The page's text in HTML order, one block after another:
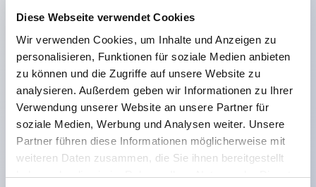
Diese Webseite verwendet Cookies
Wir verwenden Cookies, um Inhalte und Anzeigen zu
personalisieren, Funktionen für soziale Medien anbieten
zu können und die Zugriffe auf unsere Website zu
analysieren. Außerdem geben wir Informationen zu Ihrer
Verwendung unserer Website an unsere Partner für
soziale Medien, Werbung und Analysen weiter. Unsere
Partner führen diese Informationen möglicherweise mit
weiteren Daten zusammen, die Sie ihnen bereitgestellt
haben oder die sie im Rahmen Ihrer Nutzung der Dienste
ebenfalls verfügbar.
Verwendung von vergoldeten Kontakten, die für
sehr geringe Lasten geeignet sind.
Die Verriegelungsstärke beträgt mindestens 1400
N (GS-ET-19).
Durch Ändern der Montageausrichtung des
Bedienkopfteils sind 8 verschiedene